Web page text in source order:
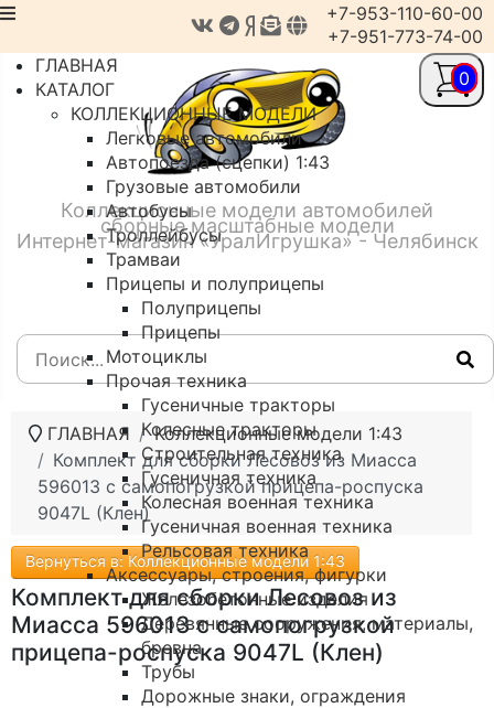
Коллекционные модели автомобилей
сборные масштабные модели
Интернет-магазин «УралИгрушка» - Челябинск
+7-953-110-60-00
+7-951-773-74-00
ГЛАВНАЯ
КАТАЛОГ
КОЛЛЕКЦИОННЫЕ МОДЕЛИ
Легковые автомобили
Автопоезда (сцепки) 1:43
Грузовые автомобили
Автобусы
Троллейбусы
Трамваи
Прицепы и полуприцепы
Полуприцепы
Прицепы
Мотоциклы
Прочая техника
Гусеничные тракторы
Колесные тракторы
Строительная техника
Гусеничная техника
Колесная военная техника
Гусеничная военная техника
Рельсовая техника
Аксессуары, строения, фигурки
Железобетонные изделия
Деревянные сооружения, материалы,
бревна
Трубы
Дорожные знаки, ограждения
ГЛАВНАЯ
Коллекционные модели 1:43
Комплект для сборки Лесовоз из Миасса
596013 с самопогрузкой прицепа-роспуска
9047L (Клен)
Вернуться в: Коллекционные модели 1:43
Комплект для сборки Лесовоз из
Миасса 596013 с самопогрузкой
прицепа-роспуска 9047L (Клен)
0